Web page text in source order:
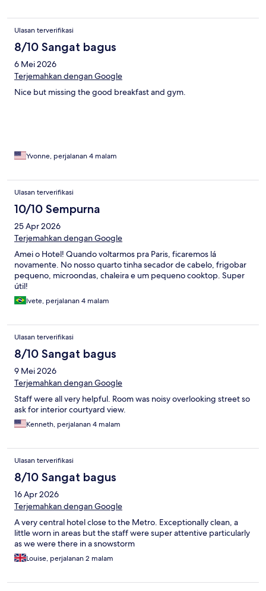
Ulasan terverifikasi
8/10 Sangat bagus
6 Mei 2026
Terjemahkan dengan Google
Nice but missing the good breakfast and gym.
Yvonne, perjalanan 4 malam
Ulasan terverifikasi
10/10 Sempurna
25 Apr 2026
Terjemahkan dengan Google
Amei o Hotel! Quando voltarmos pra Paris, ficaremos lá
novamente. No nosso quarto tinha secador de cabelo, frigobar
pequeno, microondas, chaleira e um pequeno cooktop. Super
útil!
Ivete, perjalanan 4 malam
Ulasan terverifikasi
8/10 Sangat bagus
9 Mei 2026
Terjemahkan dengan Google
Staff were all very helpful. Room was noisy overlooking street so
ask for interior courtyard view.
Kenneth, perjalanan 4 malam
Ulasan terverifikasi
8/10 Sangat bagus
16 Apr 2026
Terjemahkan dengan Google
A very central hotel close to the Metro. Exceptionally clean, a
little worn in areas but the staff were super attentive particularly
as we were there in a snowstorm
Louise, perjalanan 2 malam